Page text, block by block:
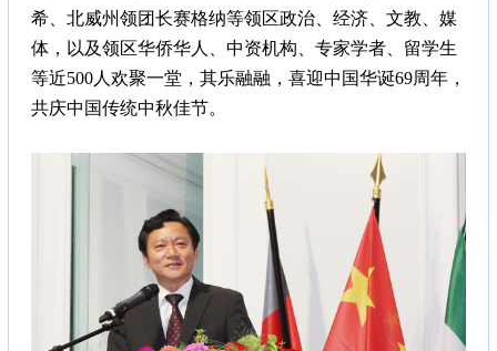
希、北威州领团长赛格纳等领区政治、经济、文教、媒
体，以及领区华侨华人、中资机构、专家学者、留学生
等近500人欢聚一堂，其乐融融，喜迎中国华诞69周年，
共庆中国传统中秋佳节。